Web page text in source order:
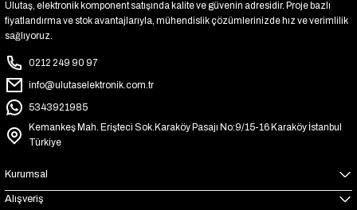
Ulutaş, elektronik komponent satışında kalite ve güvenin adresidir. Proje bazlı
fiyatlandırma ve stok avantajlarıyla, mühendislik çözümlerinizde hız ve verimlilik
sağlıyoruz.
0212 249 90 97
info@ulutaselektronik.com.tr
5343921985
Kemankeş Mah. Erişteci Sok.Karaköy Pasajı No:9/15-16 Karaköy İstanbul
Türkiye
Kurumsal
Alışveriş